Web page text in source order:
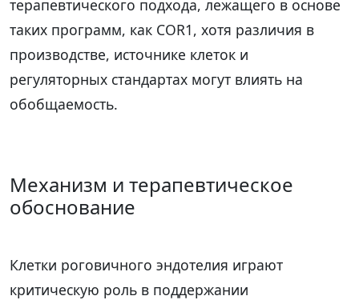
терапевтического подхода, лежащего в основе
таких программ, как COR1, хотя различия в
производстве, источнике клеток и
регуляторных стандартах могут влиять на
обобщаемость.
Механизм и терапевтическое
обоснование
Клетки роговичного эндотелия играют
критическую роль в поддержании